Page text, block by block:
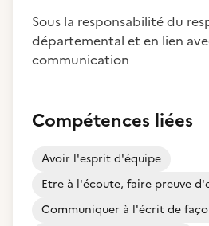
Sous la responsabilité du
départemental et en lien
communication
Compétences liées
Avoir l'esprit d'équipe
Etre à l'écoute, faire preuve
Communiquer à l'écrit de